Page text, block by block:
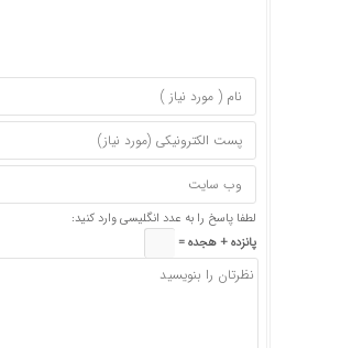
لطفا پاسخ را به عدد انگلیسی وارد کنید:
پانزده + هجده =